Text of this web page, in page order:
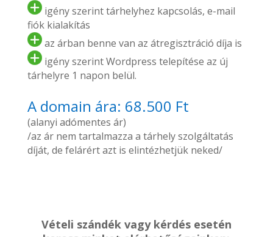
igény szerint tárhelyhez kapcsolás, e-mail
fiók kialakítás
az árban benne van az átregisztráció díja is
igény szerint Wordpress telepítése az új
tárhelyre 1 napon belül.
A domain ára: 68.500 Ft
(alanyi adómentes ár)
/az ár nem tartalmazza a tárhely szolgáltatás
díját, de felárért azt is elintézhetjük neked/
Vételi szándék vagy kérdés esetén